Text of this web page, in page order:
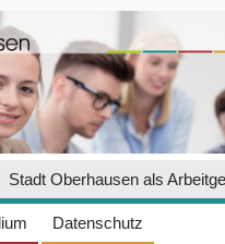
Stadt Oberhausen als
Datenschutz